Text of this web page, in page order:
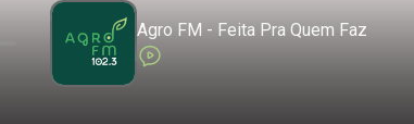
Agro FM - Feita Pra Quem Faz